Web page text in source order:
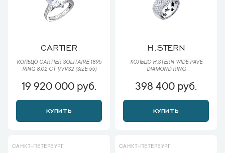
CARTIER
КОЛЬЦО CARTIER SOLITAIRE 1895
RING 8,02 CT I/VVS2 (SIZE 55)
19 920 000 руб.
КУПИТЬ
H.STERN
КОЛЬЦО H.STERN WIDE PAVE
DIAMOND RING
398 400 руб.
КУПИТЬ
САНКТ-ПЕТЕРБУРГ САНКТ-ПЕТЕРБУРГ